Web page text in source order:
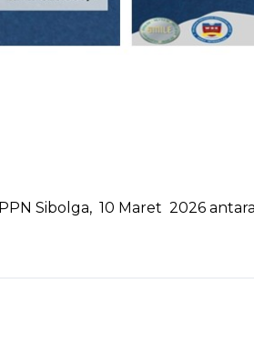
Sibolga, 10 Maret 2026